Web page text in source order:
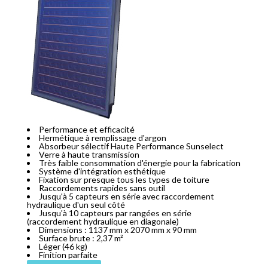
Performance et efficacité
Hermétique à remplissage d'argon
Absorbeur sélectif Haute Performance Sunselect
Verre à haute transmission
Très faible consommation d'énergie pour la fabrication
Système d'intégration esthétique
Fixation sur presque tous les types de toiture
Raccordements rapides sans outil
Jusqu'à 5 capteurs en série avec raccordement
hydraulique d'un seul côté
Jusqu'à 10 capteurs par rangées en série
(raccordement hydraulique en diagonale)
Dimensions : 1137 mm x 2070 mm x 90 mm
Surface brute : 2,37 m²
Léger (46 kg)
Finition parfaite